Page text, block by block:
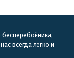
всегда легко и